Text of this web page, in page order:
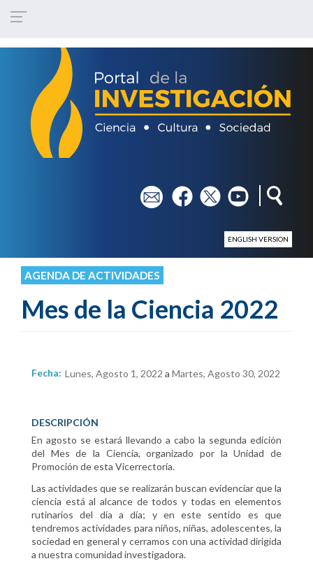
em fb tw yt
ENGLISH VERSION
AGENDA DE ACTIVIDADES
Mes de la Ciencia 2022
Fecha: Lunes, Agosto 1, 2022 a Martes, Agosto 30, 2022
DESCRIPCIÓN
En agosto se estará llevando a cabo la segunda edición
del Mes de la Ciencia, organizado por la Unidad de
Promoción de esta Vicerrectoría.
Las actividades que se realizarán buscan evidenciar que la
ciencia está al alcance de todos y todas en elementos
rutinarios del día a día; y en este sentido es que
tendremos actividades para niños, niñas, adolescentes, la
sociedad en general y cerramos con una actividad dirigida
a nuestra comunidad investigadora.